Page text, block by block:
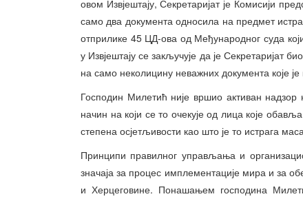
овом Извјештају, Секретаријат је Комисији
само два документа односила на предмет
отприлике 45 ЦД-ова од Међународног суда
у Извјештају се закључује да је Секретаријат
на само неколицину неважних документа које је
Господин Милетић није вршио активан
начин на који се то очекује од лица које
степена осјетљивости као што је то истрага
Принципи правилног управљања и
значаја за процес имплементације мира и за
и Херцеговине. Понашањем господина